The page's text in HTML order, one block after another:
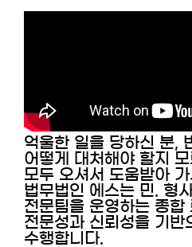
억울한 일을 당하신 분,
어떻게 대처해야 할지
모두 오셔서 도움받아 가
법무법인 에스는 민. 형
전문팀을 운영하는 종합
전문성과 신뢰성을 기반
수행합니다.